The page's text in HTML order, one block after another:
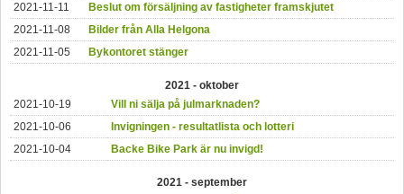
2021-11-11
Beslut om försäljning av fastigheter framskjutet
2021-11-08
Bilder från Alla Helgona
2021-11-05
Bykontoret stänger
2021 - oktober
2021-10-19
Vill ni sälja på julmarknaden?
2021-10-06
Invigningen - resultatlista och lotteri
2021-10-04
Backe Bike Park är nu invigd!
2021 - september